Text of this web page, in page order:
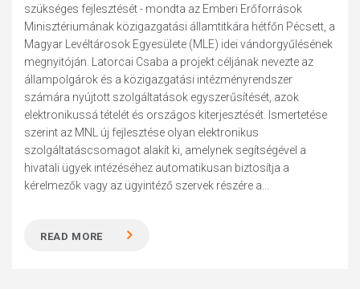
szükséges fejlesztését - mondta az Emberi Erőforrások
Minisztériumának közigazgatási államtitkára hétfőn Pécsett, a
Magyar Levéltárosok Egyesülete (MLE) idei vándorgyűlésének
megnyitóján. Latorcai Csaba a projekt céljának nevezte az
állampolgárok és a közigazgatási intézményrendszer
számára nyújtott szolgáltatások egyszerűsítését, azok
elektronikussá tételét és országos kiterjesztését. Ismertetése
szerint az MNL új fejlesztése olyan elektronikus
szolgáltatáscsomagot alakít ki, amelynek segítségével a
hivatali ügyek intézéséhez automatikusan biztosítja a
kérelmezők vagy az ügyintéző szervek részére a...
READ MORE